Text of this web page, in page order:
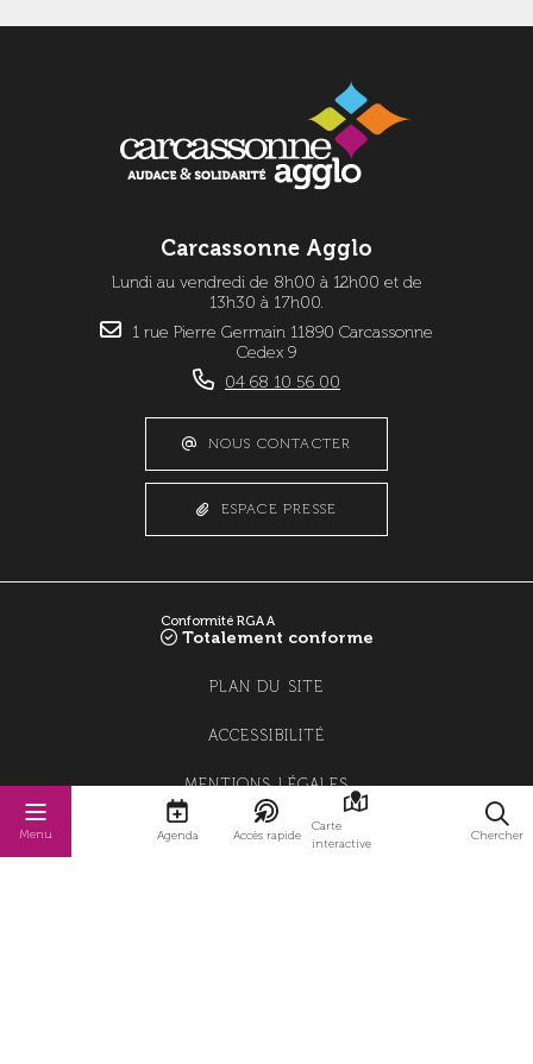
Menu Agenda Accès rapide
Carte
interactive
Chercher
Carcassonne Agglo
Lundi au vendredi de 8h00 à 12h00 et de
13h30 à 17h00.
1 rue Pierre Germain 11890 Carcassonne
Cedex 9
04 68 10 56 00
NOUS CONTACTER
ESPACE PRESSE
Conformité RGAA
Totalement conforme
PLAN DU SITE
ACCESSIBILITÉ
MENTIONS LÉGALES
POLITIQUE DE CONFIDENTIALITÉ